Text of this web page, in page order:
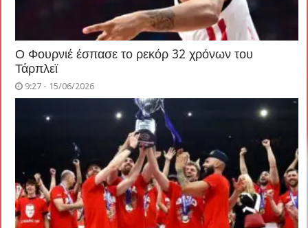
Ο Φουρνιέ έσπασε το ρεκόρ 32 χρόνων του
Τάρπλεϊ
9:27 - 15/06/2026